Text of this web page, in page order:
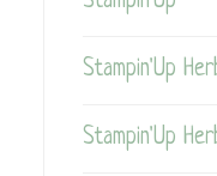
Stampin'Up
Stampin'Up